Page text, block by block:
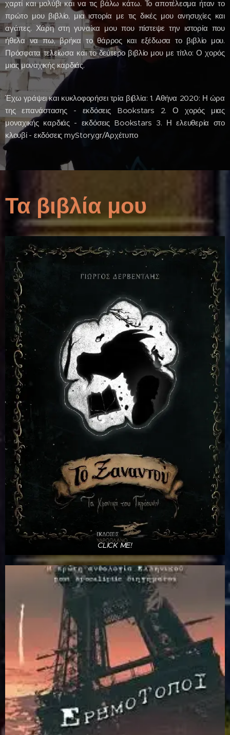
χαρτί και μολύβι και να τις βάλω κάτω. Το αποτέλεσμα ήταν το
πρώτο μου βιβλίο, μια ιστορία με τις δικές μου ανησυχίες και
αγάπες. Χάρη στη γυναίκα μου που πίστεψε την ιστορία που
ήθελα να πω, βρήκα το θάρρος και εξέδωσα το βιβλίο μου.
Πρόσφατα τελείωσα και το δεύτερο βιβλίο μου με τίτλο: Ο χορός
μιας μοναχικής καρδιάς.
Έχω γράψει και κυκλοφορήσει τρία βιβλία: 1. Αθήνα 2020: Η ώρα
της επανάστασης - εκδόσεις Bookstars 2. Ο χορός μιας
μοναχικής καρδιάς - εκδόσεις Bookstars 3. Η ελευθερία στο
κλουβί - εκδόσεις myStory.gr/Αρχέτυπο
Τα βιβλία μου
CLICK ME!